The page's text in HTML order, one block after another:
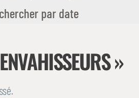
par date
»